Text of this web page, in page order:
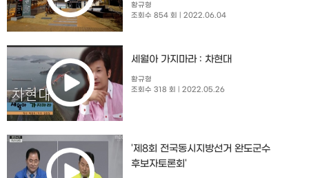
황규형
조회수 854 회
| 2022.06.04
세월아 가지마라 : 차현대
황규형
조회수 318 회
| 2022.05.26
'제8회 전국동시지방선거 완도군수
후보자토론회'